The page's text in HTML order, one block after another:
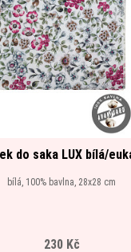
do saka LUX bílá/
bílá, 100% bavlna, 28x28 cm
230 Kč